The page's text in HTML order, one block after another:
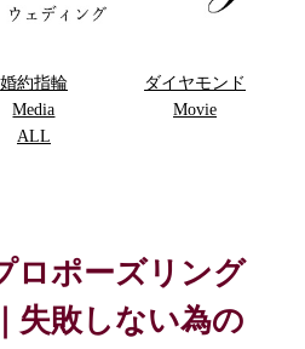
婚約指輪
ダイヤモンド
Media
Movie
ALL
ロポーズリング
失敗しない為の